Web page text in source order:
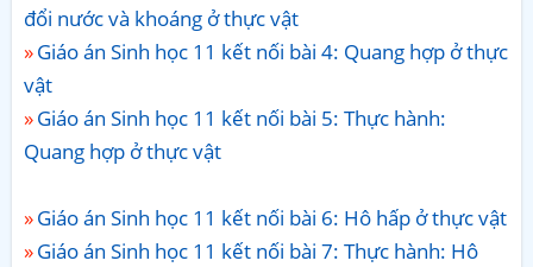
đổi nước và khoáng ở thực vật
Giáo án Sinh học 11 kết nối bài 4: Quang hợp ở thực
vật
Giáo án Sinh học 11 kết nối bài 5: Thực hành:
Quang hợp ở thực vật
Giáo án Sinh học 11 kết nối bài 6: Hô hấp ở thực vật
Giáo án Sinh học 11 kết nối bài 7: Thực hành: Hô